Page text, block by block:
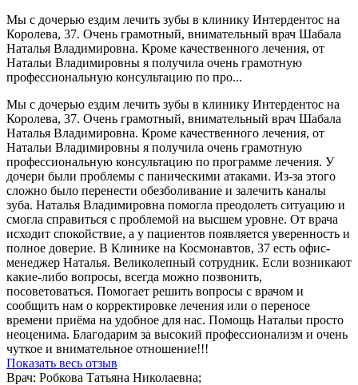
Мы с дочерью ездим лечить зубы в клинику Интердентос на
Королева, 37. Очень грамотный, внимательный врач Шабала
Наталья Владимировна. Кроме качественного лечения, от
Натальи Владимировны я получила очень грамотную
профессиональную консультацию по про...
Мы с дочерью ездим лечить зубы в клинику Интердентос на
Королева, 37. Очень грамотный, внимательный врач Шабала
Наталья Владимировна. Кроме качественного лечения, от
Натальи Владимировны я получила очень грамотную
профессиональную консультацию по программе лечения. У
дочери были проблемы с паническими атаками. Из-за этого
сложно было перенести обезболивание и залечить каналы
зуба. Наталья Владимировна помогла преодолеть ситуацию и
смогла справиться с проблемой на высшем уровне. От врача
исходит спокойствие, а у пациентов появляется уверенность и
полное доверие. В Клинике на Космонавтов, 37 есть офис-
менеджер Наталья. Великолепный сотрудник. Если возникают
какие-либо вопросы, всегда можно позвонить,
посоветоваться. Помогает решить вопросы с врачом и
сообщить нам о корректировке лечения или о переносе
времени приёма на удобное для нас. Помощь Натальи просто
неоценима. Благодарим за высокий профессионализм и очень
чуткое и внимательное отношение!!!
Показать весь отзыв
Врач: Робкова Татьяна Николаевна;